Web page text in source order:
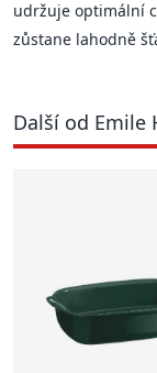
udržuje optimální
zůstane lahodně
Další od Emile